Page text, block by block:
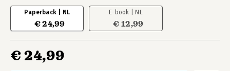
Paperback | NL
€ 24,99
E-book | NL
€ 12,99
€ 24,99